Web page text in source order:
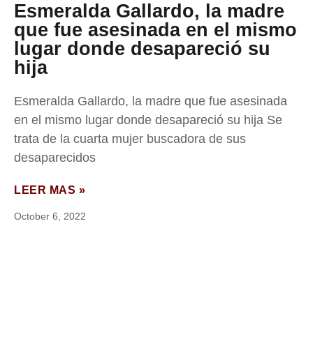
Esmeralda Gallardo, la madre
que fue asesinada en el mismo
lugar donde desapareció su
hija
Esmeralda Gallardo, la madre que fue asesinada
en el mismo lugar donde desapareció su hija Se
trata de la cuarta mujer buscadora de sus
desaparecidos
LEER MAS »
October 6, 2022